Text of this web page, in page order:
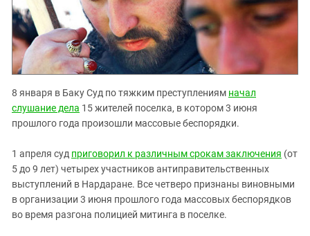
8 января в Баку Суд по тяжким преступлениям начал
слушание дела 15 жителей поселка, в котором 3 июня
прошлого года произошли массовые беспорядки.
1 апреля суд приговорил к различным срокам заключения (от
5 до 9 лет) четырех участников антиправительственных
выступлений в Нардаране. Все четверо признаны виновными
в организации 3 июня прошлого года массовых беспорядков
во время разгона полицией митинга в поселке.